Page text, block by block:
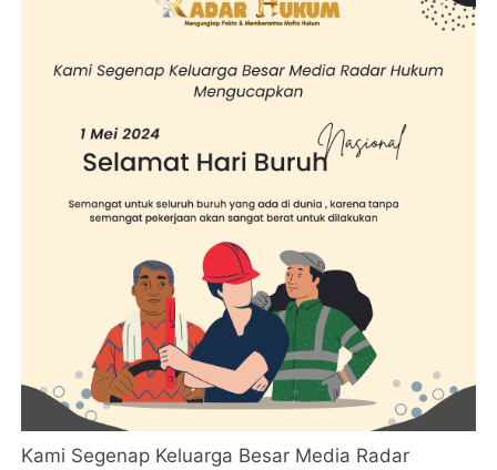
Kami Segenap Keluarga Besar Media Radar